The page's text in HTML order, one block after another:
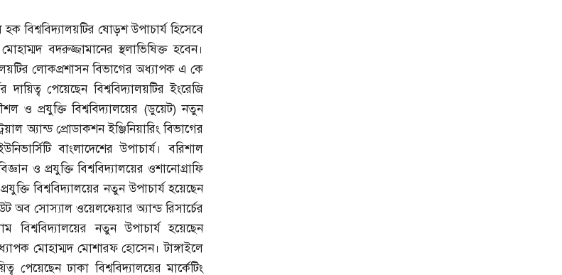
ষোড়শ উপাচার্য হিসেবে
বদরুজ্জামানের স্থলাভিষিক্ত হবেন।
লোকপ্রশাসন বিভাগের অধ্যাপক এ কে
দায়িত্ব পেয়েছেন বিশ্ববিদ্যালয়টির ইংরেজি
প্রযুক্তি বিশ্ববিদ্যালয়ের (ডুয়েট)নতুন
অ্যান্ড প্রোডাকশন ইঞ্জিনিয়ারিং বিভাগের
বাংলাদেশের উপাচার্য। ‎বরিশাল
ও প্রযুক্তি বিশ্ববিদ্যালয়ের ওশানোগ্রাফি
বিশ্ববিদ্যালয়ের নতুন উপাচার্য হয়েছেন
অব সোস্যাল ওয়েলফেয়ার অ্যান্ড রিসার্চের
নতুন উপাচার্য হয়েছেন
মোহাম্মদ মোশারফ হোসেন। টাঙ্গাইলে
পেয়েছেন ঢাকা বিশ্ববিদ্যালয়ের মার্কেটিং